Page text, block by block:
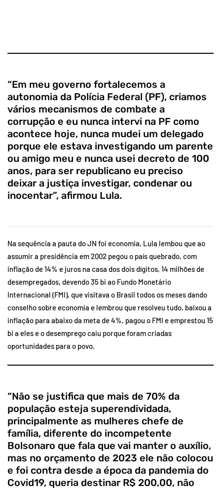
“Em meu governo fortalecemos a
autonomia da Polícia Federal (PF), criamos
vários mecanismos de combate a
corrupção e eu nunca intervi na PF como
acontece hoje, nunca mudei um delegado
porque ele estava investigando um parente
ou amigo meu e nunca usei decreto de 100
anos, para ser republicano eu preciso
deixar a justiça investigar, condenar ou
inocentar”, afirmou Lula.
Na sequência a pauta do JN foi economia, Lula lembou que ao
assumir a presidência em 2002 pegou o país quebrado, com
inflação de 14% e juros na casa dos dois dígitos, 14 milhões de
desempregados, devendo 35 bi ao Fundo Monetário
Internacional (FMI), que visitava o Brasil todos os meses dando
conselho sobre economia e lembrou que resolveu tudo, baixou a
inflação para abaixo da meta de 4%, pagou o FMI e emprestou 15
bi a eles e o desemprego caiu porque foram criadas
oportunidades para o povo.
“Não se justifica que mais de 70% da
população esteja superendividada,
principalmente as mulheres chefe de
família, diferente do incompetente
Bolsonaro que fala que vai manter o auxílio,
mas no orçamento de 2023 ele não colocou
e foi contra desde a época da pandemia do
Covid19, queria destinar R$ 200,00, não